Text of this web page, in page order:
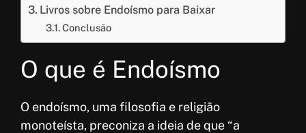
Livros sobre Endoísmo para Baixar
Conclusão
O que é Endoísmo
O endoísmo, uma filosofia e religião
monoteísta, preconiza a ideia de que “a